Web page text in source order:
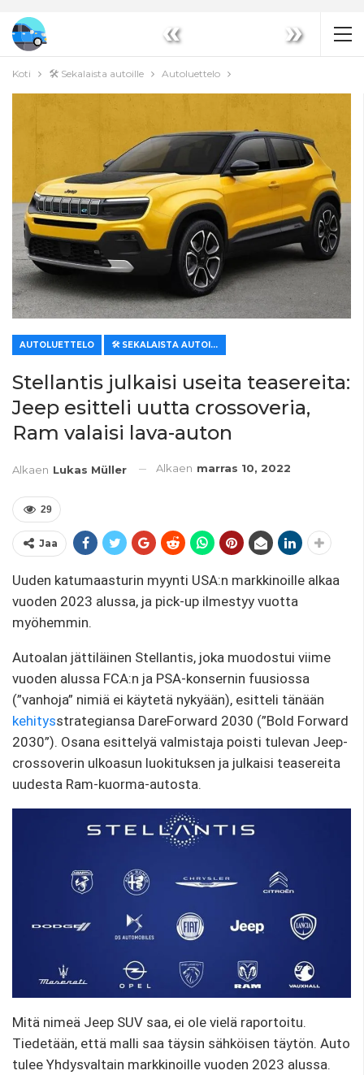
« »
Koti 🛠️ Sekalaista autoille Autoluettelo
AUTOLUETTELO 🛠️ SEKALAISTA AUTOILLE
Stellantis julkaisi useita teasereita:
Jeep esitteli uutta crossoveria,
Ram valaisi lava-auton
Alkaen Lukas Müller Alkaen marras 10, 2022
29
Jaa
Uuden katumaasturin myynti USA:n markkinoille alkaa
vuoden 2023 alussa, ja pick-up ilmestyy vuotta
myöhemmin.
Autoalan jättiläinen Stellantis, joka muodostui viime
vuoden alussa FCA:n ja PSA-konsernin fuusiossa
(”vanhoja” nimiä ei käytetä nykyään), esitteli tänään
kehitysstrategiansa DareForward 2030 (”Bold Forward
2030”). Osana esittelyä valmistaja poisti tulevan Jeep-
crossoverin ulkoasun luokituksen ja julkaisi teasereita
uudesta Ram-kuorma-autosta.
Mitä nimeä Jeep SUV saa, ei ole vielä raportoitu.
Tiedetään, että malli saa täysin sähköisen täytön. Auto
tulee Yhdysvaltain markkinoille vuoden 2023 alussa.